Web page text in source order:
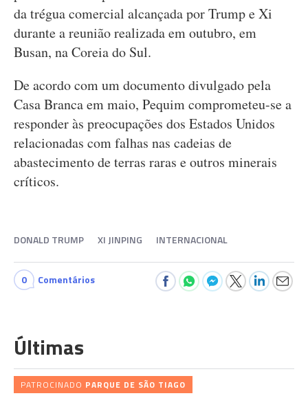
da trégua comercial alcançada por Trump e Xi
durante a reunião realizada em outubro, em
Busan, na Coreia do Sul.
De acordo com um documento divulgado pela
Casa Branca em maio, Pequim comprometeu-se a
responder às preocupações dos Estados Unidos
relacionadas com falhas nas cadeias de
abastecimento de terras raras e outros minerais
críticos.
DONALD TRUMP XI JINPING INTERNACIONAL
0 Comentários
Últimas
PATROCINADO PARQUE DE SÃO TIAGO